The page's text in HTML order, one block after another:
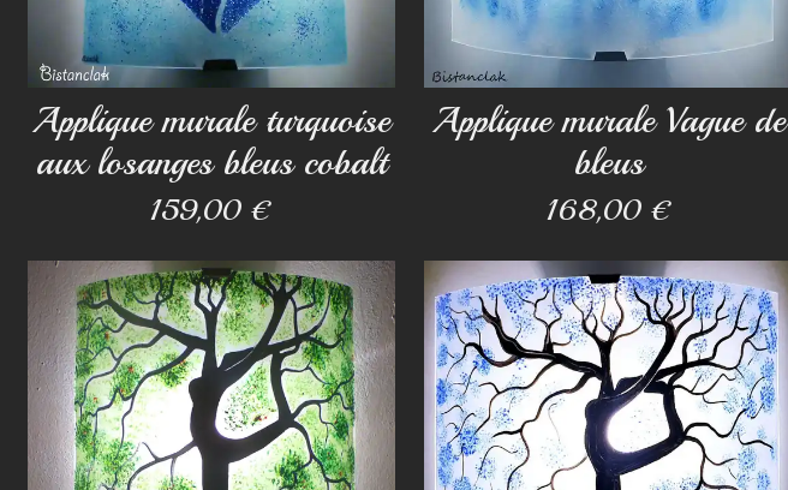
Applique murale turquoise
aux losanges bleus cobalt
159,00 €
Applique murale Vague de
bleus
168,00 €